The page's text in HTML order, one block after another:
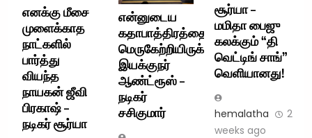
எனக்கு மீசை
முளைக்காத
நாட்களில்
பார்த்து
வியந்த
நாயகன் ஜீவி
பிரகாஷ் –
நடிகர் சூர்யா
என்னுடைய
கதாபாத்திரத்தை
மெருகேற்றியிருக்கிறார்
இயக்குநர்
ஆண்ட்ரூஸ் –
நடிகர்
சசிகுமார்
சூர்யா –
மமிதா பைஜு
கலக்கும் “தி
வெட்டிங் சாங்”
வெளியானது!
hemalatha
2
weeks ago